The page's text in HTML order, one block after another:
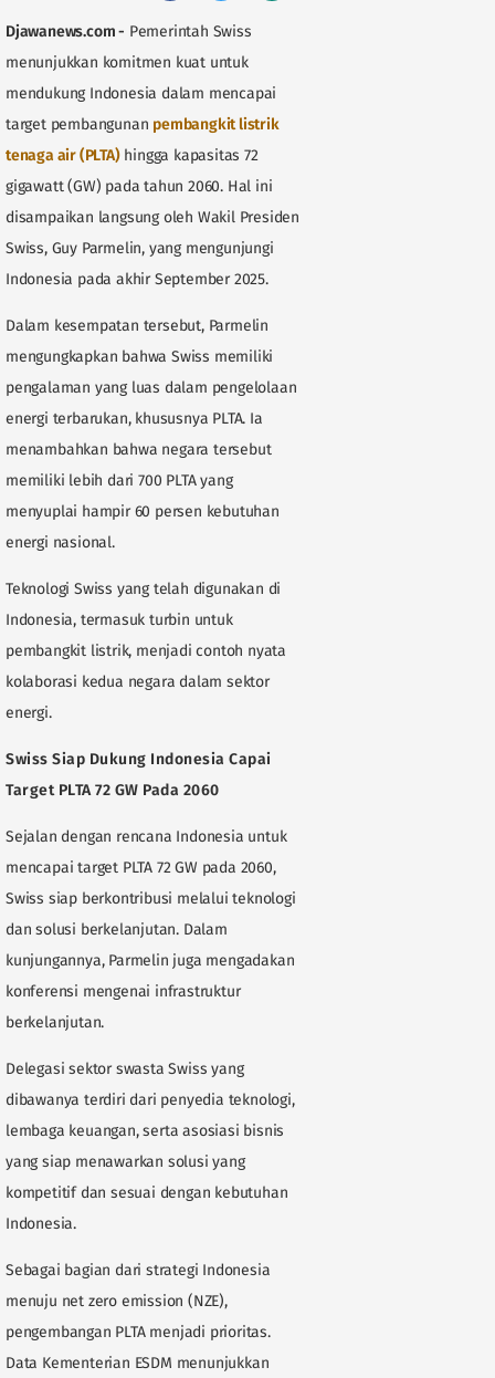
Djawanews.com - Pemerintah Swiss
menunjukkan komitmen kuat untuk
mendukung Indonesia dalam mencapai
target pembangunan pembangkit listrik
tenaga air (PLTA)hingga kapasitas 72
gigawatt (GW) pada tahun 2060. Hal ini
disampaikan langsung oleh Wakil Presiden
Swiss, Guy Parmelin, yang mengunjungi
Indonesia pada akhir September 2025.
Dalam kesempatan tersebut, Parmelin
mengungkapkan bahwa Swiss memiliki
pengalaman yang luas dalam pengelolaan
energi terbarukan, khususnya PLTA. Ia
menambahkan bahwa negara tersebut
memiliki lebih dari 700 PLTA yang
menyuplai hampir 60 persen kebutuhan
energi nasional.
Teknologi Swiss yang telah digunakan di
Indonesia, termasuk turbin untuk
pembangkit listrik, menjadi contoh nyata
kolaborasi kedua negara dalam sektor
energi.
Swiss Siap Dukung Indonesia Capai
Target PLTA 72 GW Pada 2060
Sejalan dengan rencana Indonesia untuk
mencapai target PLTA 72 GW pada 2060,
Swiss siap berkontribusi melalui teknologi
dan solusi berkelanjutan. Dalam
kunjungannya, Parmelin juga mengadakan
konferensi mengenai infrastruktur
berkelanjutan.
Delegasi sektor swasta Swiss yang
dibawanya terdiri dari penyedia teknologi,
lembaga keuangan, serta asosiasi bisnis
yang siap menawarkan solusi yang
kompetitif dan sesuai dengan kebutuhan
Indonesia.
Sebagai bagian dari strategi Indonesia
menuju net zero emission (NZE),
pengembangan PLTA menjadi prioritas.
Data Kementerian ESDM menunjukkan